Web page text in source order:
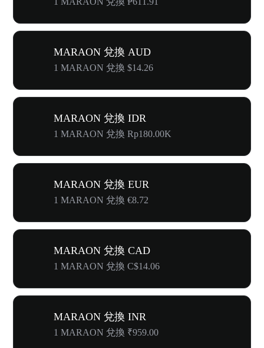
MARAON 兌換 AUD
1 MARAON 兌換 $14.26
MARAON 兌換 IDR
1 MARAON 兌換 Rp180.00K
MARAON 兌換 EUR
1 MARAON 兌換 €8.72
MARAON 兌換 CAD
1 MARAON 兌換 C$14.06
MARAON 兌換 INR
1 MARAON 兌換 ₹959.00